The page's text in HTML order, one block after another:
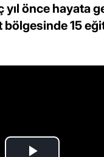
yıl önce hayata
bölgesinde 15